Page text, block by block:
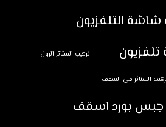
شاشة التلفزيون
تركيب الستائر الرول
الستائر في السقف
جبس بورد اسقف